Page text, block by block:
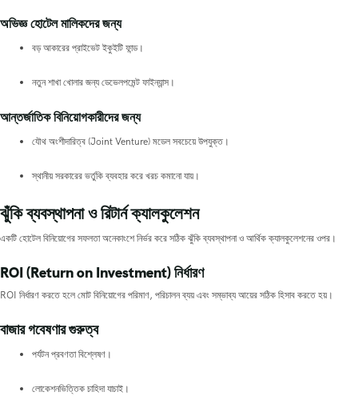
অভিজ্ঞ হোটেল মালিকদের জন্য
বড় আকারের প্রাইভেট ইকুইটি ফান্ড।
নতুন শাখা খোলার জন্য ডেভেলপমেন্ট ফাইন্যান্স।
আন্তর্জাতিক বিনিয়োগকারীদের জন্য
যৌথ অংশীদারিত্ব (Joint Venture) মডেল সবচেয়ে উপযুক্ত।
স্থানীয় সরকারের ভর্তুকি ব্যবহার করে খরচ কমানো যায়।
ঝুঁকি ব্যবস্থাপনা ও রিটার্ন ক্যালকুলেশন
একটি হোটেল বিনিয়োগের সফলতা অনেকাংশে নির্ভর করে সঠিক ঝুঁকি ব্যবস্থাপনা ও আর্থিক ক্যালকুলেশনের ওপর।
ROI (Return on Investment) নির্ধারণ
ROI নির্ধারণ করতে হলে মোট বিনিয়োগের পরিমাণ, পরিচালন ব্যয় এবং সম্ভাব্য আয়ের সঠিক হিসাব করতে হয়।
বাজার গবেষণার গুরুত্ব
পর্যটন প্রবণতা বিশ্লেষণ।
লোকেশনভিত্তিক চাহিদা যাচাই।